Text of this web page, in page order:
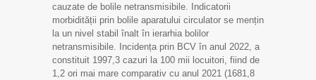
cauzate de bolile netransmisibile. Indicatorii
morbidității prin bolile aparatului circulator se mențin
la un nivel stabil înalt în ierarhia bolilor
netransmisibile. Incidența prin BCV în anul 2022, a
constituit 1997,3 cazuri la 100 mii locuitori, fiind de
1,2 ori mai mare comparativ cu anul 2021 (1681,8